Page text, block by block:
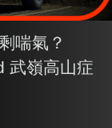
喘氣？
武嶺高山症